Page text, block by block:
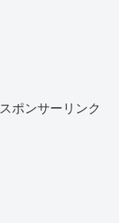
スポンサーリンク